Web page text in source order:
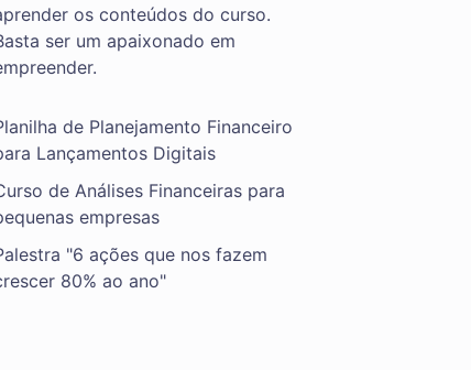
os conteúdos do curso.
ser um apaixonado em
de Planejamento Financeiro
Lançamentos Digitais
de Análises Financeiras para
empresas
"6 ações que nos fazem
80% ao ano"